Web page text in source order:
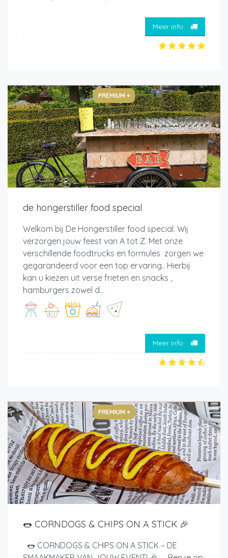
Meer info
PREMIUM +
de hongerstiller food special
Welkom bij De Hongerstiller food special. Wij
verzorgen jouw feest van A tot Z. Met onze
verschillende foodtrucks en formules zorgen we
gegarandeerd voor een top ervaring.. Hierbij
kan u kiezen uit verse frieten en snacks ,
hamburgers zowel d...
Meer info
PREMIUM +
🌭 CORNDOGS & CHIPS ON A STICK 🎉
🌭 CORNDOGS & CHIPS ON A STICK – DE